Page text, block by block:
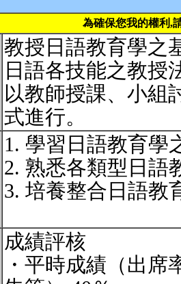
為確保您我的權利,
教授日語教育學之
日語各技能之教授
以教師授課、小組
式進行。
1. 學習日語教育學
2. 熟悉各類型日語
3. 培養整合日語教
成績評核
・平時成績（出